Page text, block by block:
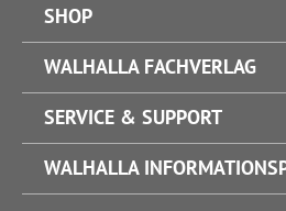
SHOP
WALHALLA FACHVERLAG
SERVICE & SUPPORT
WALHALLA